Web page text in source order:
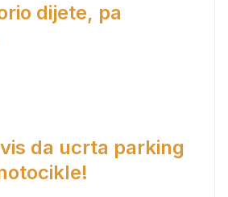
dijete, pa
da ucrta parking